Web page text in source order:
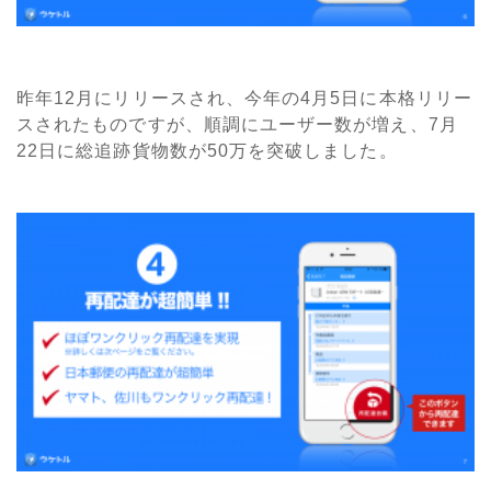
昨年12月にリリースされ、今年の4月5日に本格リリー
スされたものですが、順調にユーザー数が増え、7月
22日に総追跡貨物数が50万を突破しました。